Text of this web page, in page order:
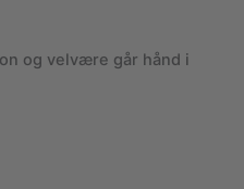
og velvære går hånd i